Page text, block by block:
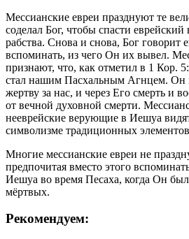
Мессианские евреи празднуют те
соделал Бог, чтобы спасти еврейский
рабства. Снова и снова, Бог говорит
вспоминать, из чего Он их вывел.
признают, что, как отметил в 1 Кор.
стал нашим Пасхальным Агнцем. Он
жертву за нас, и через Его смерть и
от вечной духовной смерти.
нееврейские верующие в Иешуа
символизме традиционных
Многие мессианские евреи не
предпочитая вместо этого
Иешуа во время Песаха, когда Он был
мёртвых.
Рекомендуем: